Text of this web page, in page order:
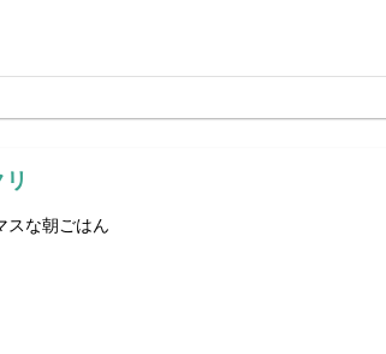
スな朝ごはん